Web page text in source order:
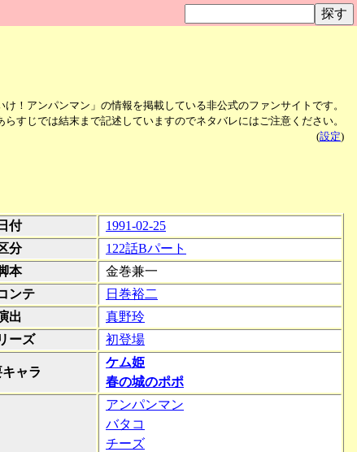
け！アンパンマン」の情報を掲載している非公式のファンサイトです。
らすじでは結末まで記述していますのでネタバレにはご注意ください。
(設定)
日付
1991-02-25
分
122話Bパート
本
金巻兼一
ンテ
日巻裕二
出
真野玲
ーズ
初登場
ャラ
ケム姫
春の城のポポ
アンパンマン
バタコ
チーズ